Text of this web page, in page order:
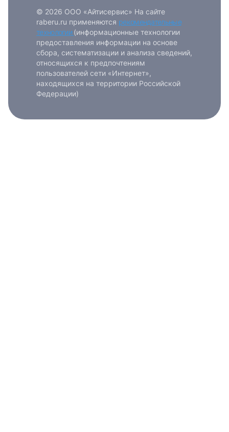
© 2026 ООО «Айтисервис» На сайте
raberu.ru применяются рекомендательные
технологии (информационные технологии
предоставления информации на основе
сбора, систематизации и анализа сведений,
относящихся к предпочтениям
пользователей сети «Интернет»,
находящихся на территории Российской
Федерации)